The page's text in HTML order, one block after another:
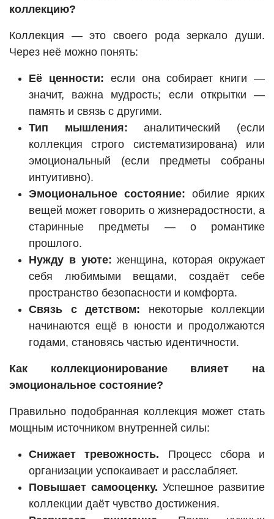
коллекцию?
Коллекция — это своего рода зеркало души.
Через неё можно понять:
Её ценности: если она собирает книги —
значит, важна мудрость; если открытки —
память и связь с другими.
Тип мышления: аналитический (если
коллекция строго систематизирована) или
эмоциональный (если предметы собраны
интуитивно).
Эмоциональное состояние: обилие ярких
вещей может говорить о жизнерадостности, а
старинные предметы — о романтике
прошлого.
Нужду в уюте: женщина, которая окружает
себя любимыми вещами, создаёт себе
пространство безопасности и комфорта.
Связь с детством: некоторые коллекции
начинаются ещё в юности и продолжаются
годами, становясь частью идентичности.
Как коллекционирование влияет на
эмоциональное состояние?
Правильно подобранная коллекция может стать
мощным источником внутренней силы:
Снижает тревожность. Процесс сбора и
организации успокаивает и расслабляет.
Повышает самооценку. Успешное развитие
коллекции даёт чувство достижения.